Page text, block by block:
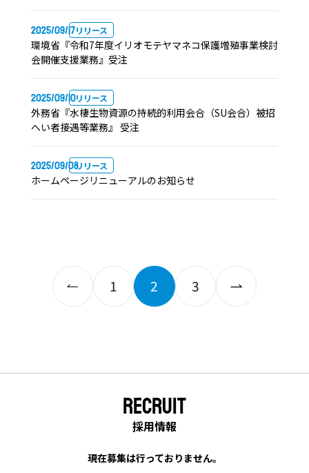
2025/09/17リリース
環境省『令和7年度イリオモテヤマネコ保護増殖事業検討
会開催支援業務』受注
2025/09/10リリース
外務省『水棲生物資源の持続的利用会合（SU会合）被招
へい者接遇等業務』 受注
2025/09/08リリース
ホームページリニューアルのお知らせ
1 2 3
RECRUIT
採用情報
現在募集は行っておりません。